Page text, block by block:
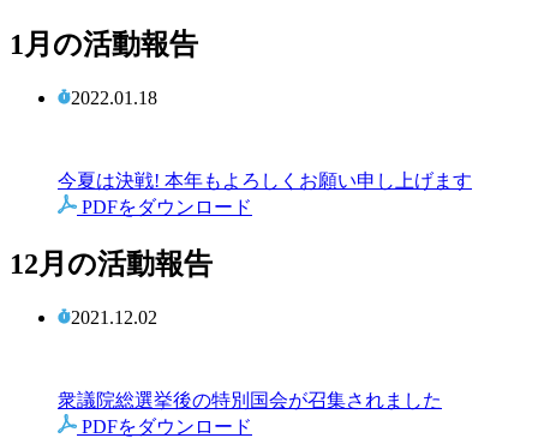
1月の活動報告
2022.01.18
今夏は決戦! 本年もよろしくお願い申し上げます
PDFをダウンロード
12月の活動報告
2021.12.02
衆議院総選挙後の特別国会が召集されました
PDFをダウンロード